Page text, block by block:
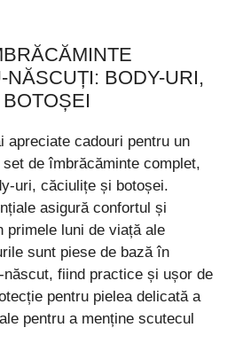
NĂSCUȚI: BODY-URI,
apreciate cadouri pentru un
de îmbrăcăminte complet,
uri, căciulițe și botoșei.
asigură confortul și
primele luni de viață ale
sunt piese de bază în
născut, fiind practice și ușor de
pentru pielea delicată a
pentru a menține scutecul